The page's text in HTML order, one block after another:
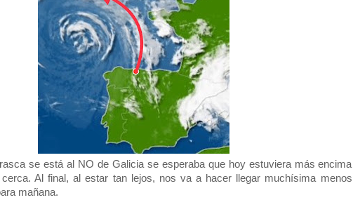
se está al NO de Galicia se esperaba que hoy estuviera más encima
Al final, al estar tan lejos, nos va a hacer llegar muchísima menos
mañana.